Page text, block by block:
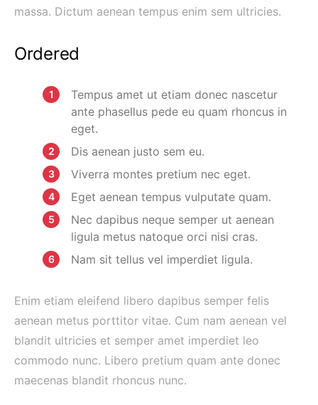
massa. Dictum aenean tempus enim sem ultricies.
Ordered
Tempus amet ut etiam donec nascetur
ante phasellus pede eu quam rhoncus in
eget.
Dis aenean justo sem eu.
Viverra montes pretium nec eget.
Eget aenean tempus vulputate quam.
Nec dapibus neque semper ut aenean
ligula metus natoque orci nisi cras.
Nam sit tellus vel imperdiet ligula.
Enim etiam eleifend libero dapibus semper felis
aenean metus porttitor vitae. Cum nam aenean vel
blandit ultricies et semper amet imperdiet leo
commodo nunc. Libero pretium quam ante donec
maecenas blandit rhoncus nunc.